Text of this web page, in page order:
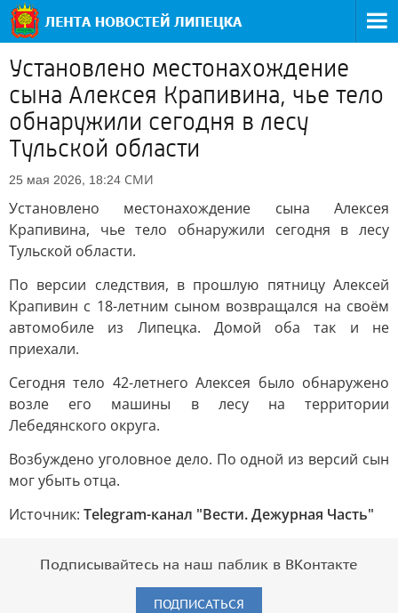
Установлено местонахождение
сына Алексея Крапивина, чье тело
обнаружили сегодня в лесу
Тульской области
25 мая 2026, 18:24 СМИ
Установлено местонахождение сына Алексея
Крапивина, чье тело обнаружили сегодня в лесу
Тульской области.
По версии следствия, в прошлую пятницу Алексей
Крапивин с 18-летним сыном возвращался на своём
автомобиле из Липецка. Домой оба так и не
приехали.
Сегодня тело 42-летнего Алексея было обнаружено
возле его машины в лесу на территории
Лебедянского округа.
Возбуждено уголовное дело. По одной из версий сын
мог убыть отца.
Источник: Telegram-канал "Вести. Дежурная Часть"
Подписывайтесь на наш паблик в ВКонтакте
ПОДПИСАТЬСЯ